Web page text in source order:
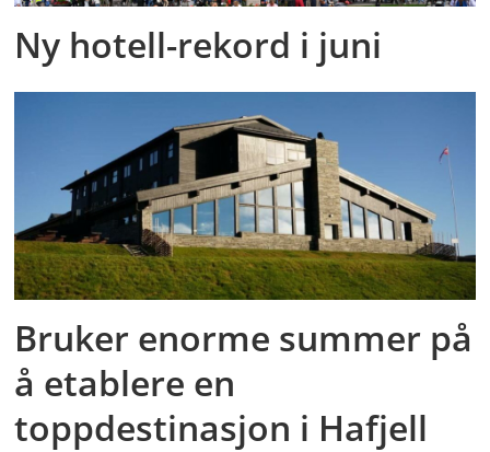
Ny hotell-rekord i juni
Bruker enorme summer på
å etablere en
toppdestinasjon i Hafjell